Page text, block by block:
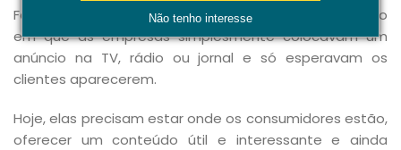
Não tenho interesse
Facebook, é importante entender que foi-se o tempo
em que as empresas simplesmente colocavam um
anúncio na TV, rádio ou jornal e só esperavam os
clientes aparecerem.
Hoje, elas precisam estar onde os consumidores estão,
oferecer um conteúdo útil e interessante e ainda